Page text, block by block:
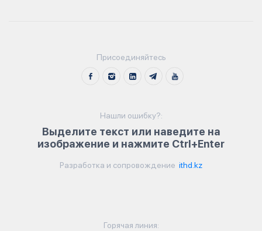
Присоединяйтесь
Нашли ошибку?:
Выделите текст или наведите на
изображение и нажмите Ctrl+Enter
Разработка и сопровождение ithd.kz
Горячая линия: